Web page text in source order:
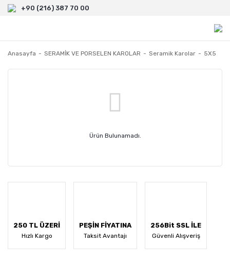
+90 (216) 387 70 00
Anasayfa SERAMİK VE PORSELEN KAROLAR Seramik Karolar 5X5
Ürün Bulunamadı.
250 TL ÜZERİ
Hızlı Kargo
PEŞİN FİYATINA
Taksit Avantajı
256Bit SSL İLE
Güvenli Alışveriş